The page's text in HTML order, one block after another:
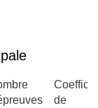
de